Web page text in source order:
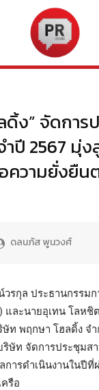
ดิ้ง” จัดกา
ปี 2567 มุ่ง
ความยั่งยืน
ดลนภัส พูนวงศ์
วรกุล ประธานกรรม
และนายอุเทน โลหชิ
ท พฤกษา โฮลดิ้ง จ
ษัท จัดการประชุมส
การดำเนินงานในปี
รือ